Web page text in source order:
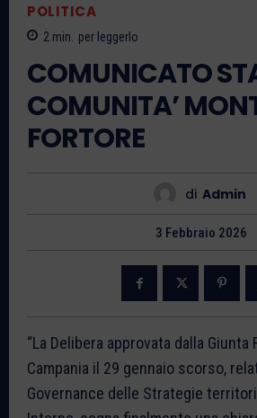
POLITICA
2 min. per leggerlo
COMUNICATO
COMUNITA’
FORTORE
di Admin
3 Febbraio 2026
“La Delibera approvata dalla Giunta
Campania il 29 gennaio scorso,
Governance delle Strategie